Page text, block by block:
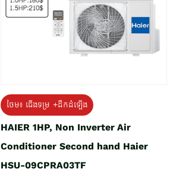
ថែម៖ ជើងទម្រ +ដឹកដំឡើង
HAIER 1HP, Non Inverter Air
Conditioner Second hand Haier
HSU-09CPRA03TF